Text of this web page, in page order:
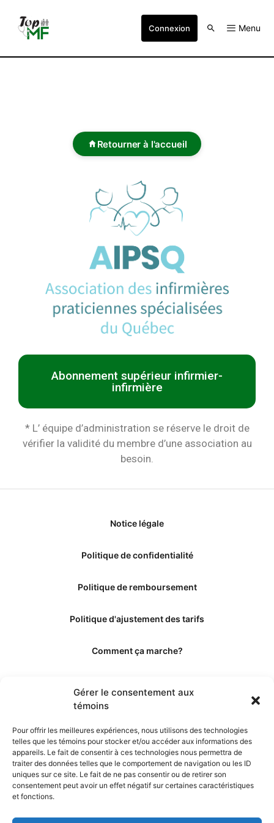
Gérer le consentement aux
témoins
Pour offrir les meilleures expériences, nous utilisons des technologies
telles que les témoins pour stocker et/ou accéder aux informations des
appareils. Le fait de consentir à ces technologies nous permettra de
traiter des données telles que le comportement de navigation ou les ID
uniques sur ce site. Le fait de ne pas consentir ou de retirer son
consentement peut avoir un effet négatif sur certaines caractéristiques
et fonctions.
Connexion Menu
Retourner à l'accueil
Abonnement supérieur infirmier-
infirmière
* L’ équipe d’administration se réserve le droit de
vérifier la validité du membre d’une association au
besoin.
Notice légale
Politique de confidentialité
Politique de remboursement
Politique d'ajustement des tarifs
Comment ça marche?
Les éditeurs
Les experts et collaborateurs